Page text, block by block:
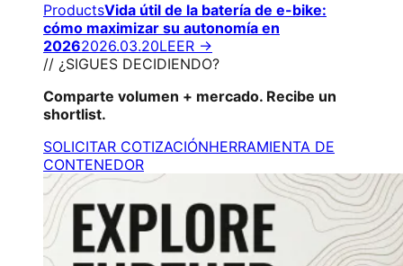
ProductsVida útil de la batería de e-bike:
cómo maximizar su autonomía en
20262026.03.20LEER →
// ¿SIGUES DECIDIENDO?
Comparte volumen + mercado. Recibe un
shortlist.
SOLICITAR COTIZACIÓNHERRAMIENTA DE
CONTENEDOR